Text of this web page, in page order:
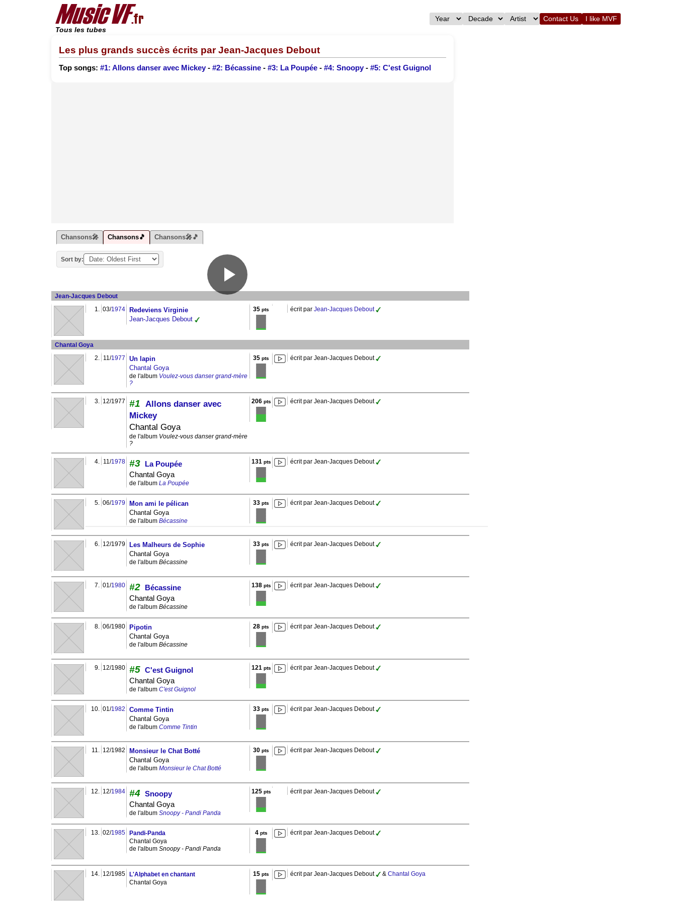
Tous les tubes
Contact Us I like MVF
Les plus grands succès écrits par Jean-Jacques Debout
Top songs: #1: Allons danser avec Mickey - #2: Bécassine - #3: La Poupée - #4: Snoopy - #5: C'est Guignol
Chansons🎤 Chansons🎵 Chansons🎤🎵
Sort by:
Jean-Jacques Debout
1. 03/1974
Redeviens Virginie
Jean-Jacques Debout
35 pts écrit par Jean-Jacques Debout
Chantal Goya
2. 11/1977
Un lapin
Chantal Goya
de l'album Voulez-vous danser grand-mère
?
35 pts écrit par Jean-Jacques Debout
3. 12/1977 #1 Allons danser avec
Mickey
Chantal Goya
de l'album Voulez-vous danser grand-mère
?
206pts écrit par Jean-Jacques Debout
4. 11/1978 #3 La Poupée
Chantal Goya
de l'album La Poupée
131 pts écrit par Jean-Jacques Debout
5. 06/1979
Mon ami le pélican
Chantal Goya
de l'album Bécassine
33 pts écrit par Jean-Jacques Debout
6. 12/1979
Les Malheurs de Sophie
Chantal Goya
de l'album Bécassine
33 pts écrit par Jean-Jacques Debout
7. 01/1980 #2 Bécassine
Chantal Goya
de l'album Bécassine
138pts écrit par Jean-Jacques Debout
8. 06/1980
Pipotin
Chantal Goya
de l'album Bécassine
28 pts écrit par Jean-Jacques Debout
9. 12/1980 #5 C'est Guignol
Chantal Goya
de l'album C'est Guignol
121 pts écrit par Jean-Jacques Debout
10. 01/1982
Comme Tintin
Chantal Goya
de l'album Comme Tintin
33 pts écrit par Jean-Jacques Debout
11. 12/1982
Monsieur le Chat Botté
Chantal Goya
de l'album Monsieur le Chat Botté
30 pts écrit par Jean-Jacques Debout
12. 12/1984 #4 Snoopy
Chantal Goya
de l'album Snoopy - Pandi Panda
125pts écrit par Jean-Jacques Debout
13. 02/1985
Pandi-Panda
Chantal Goya
de l'album Snoopy - Pandi Panda
4pts écrit par Jean-Jacques Debout
14. 12/1985
L'Alphabet en chantant
Chantal Goya
15 pts écrit par Jean-Jacques Debout & Chantal Goya